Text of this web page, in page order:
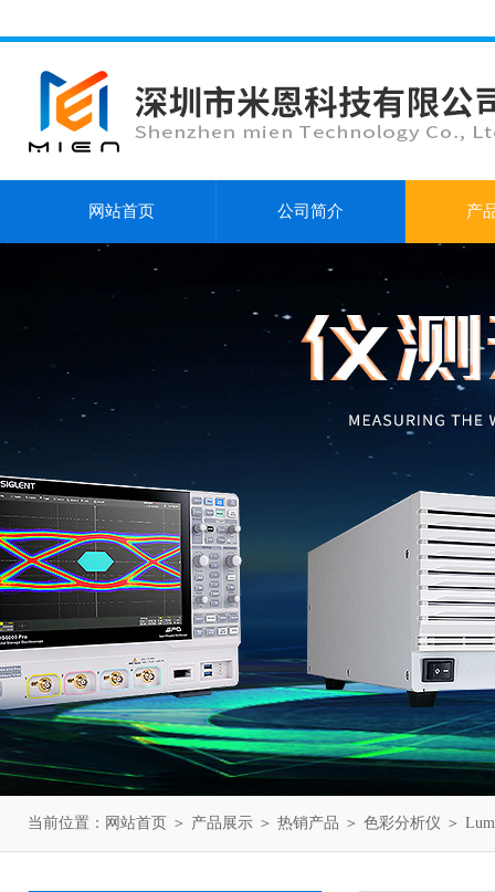
网站首页 公司简介 产
当前位置： 网站首页 ＞ 产品展示 ＞ 热销产品 ＞ 色彩分析仪 ＞